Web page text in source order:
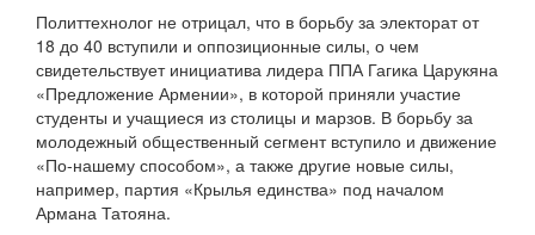
Политтехнолог не отрицал, что в борьбу за электорат от
18 до 40 вступили и оппозиционные силы, о чем
свидетельствует инициатива лидера ППА Гагика Царукяна
«Предложение Армении», в которой приняли участие
студенты и учащиеся из столицы и марзов. В борьбу за
молодежный общественный сегмент вступило и движение
«По-нашему способом», а также другие новые силы,
например, партия «Крылья единства» под началом
Армана Татояна.